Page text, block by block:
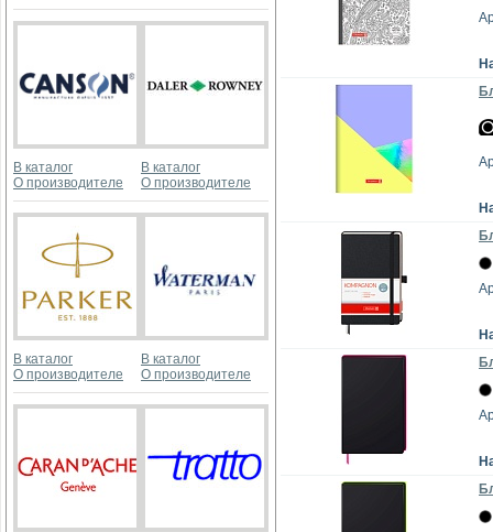
В каталог
О производителе
В каталог
О производителе
В каталог
О производителе
В каталог
О производителе